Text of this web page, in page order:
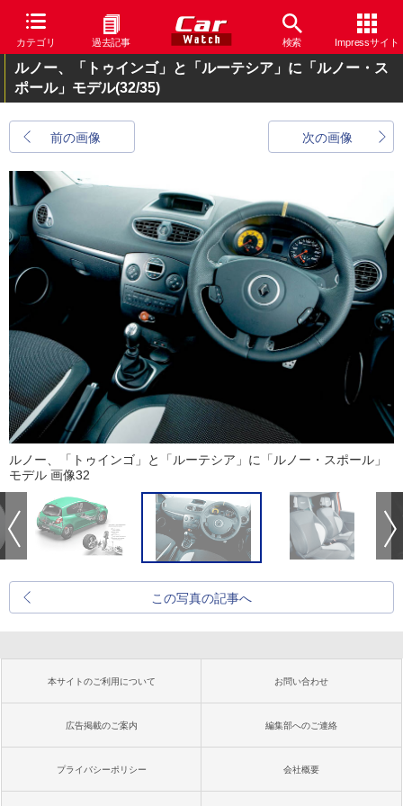
カテゴリ 過去記事 検索 Impressサイト
ルノー、「トゥインゴ」と「ルーテシア」に「ルノー・ス
ポール」モデル(32/35)
前の画像 次の画像
ルノー、「トゥインゴ」と「ルーテシア」に「ルノー・スポール」
モデル 画像32
この写真の記事へ
本サイトのご利用について お問い合わせ
広告掲載のご案内 編集部へのご連絡
プライバシーポリシー 会社概要